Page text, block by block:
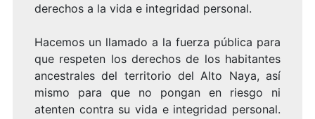
derechos a la vida e integridad personal.
Hacemos un llamado a la fuerza pública para
que respeten los derechos de los habitantes
ancestrales del territorio del Alto Naya, así
mismo para que no pongan en riesgo ni
atenten contra su vida e integridad personal.